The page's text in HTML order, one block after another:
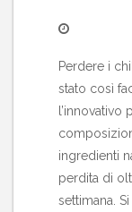
Perdere i
stato così
ingredienti
perdita di
settimana.